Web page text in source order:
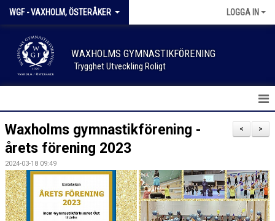
WGF - VAXHOLM, ÖSTERÅKER LOGGA IN
WAXHOLMS GYMNASTIKFÖRENING
Trygghet Utveckling Roligt
HEM
NYHETER
KALENDER
FÖRENINGSKLÄDER
>
<
Waxholms gymnastikförening -
årets förening 2023
2024-03-18 09:49